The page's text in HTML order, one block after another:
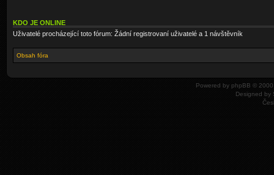
KDO JE ONLINE
Uživatelé procházející toto fórum: Žádní registrovaní uživatelé a 1 návštěvník
Obsah fóra
Powered by phpBB ©
Designed by